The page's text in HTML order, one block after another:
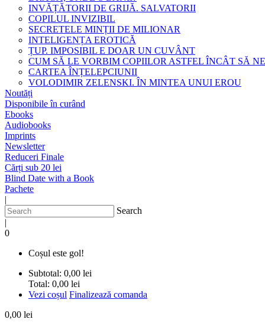
INVĂȚĂTORII DE GRIJĂ. SALVATORII
COPILUL INVIZIBIL
SECRETELE MINȚII DE MILIONAR
INTELIGENȚA EROTICĂ
ȚUP. IMPOSIBIL E DOAR UN CUVÂNT
CUM SĂ LE VORBIM COPIILOR ASTFEL ÎNCÂT SĂ
CARTEA ÎNȚELEPCIUNII
VOLODIMIR ZELENSKI. ÎN MINTEA UNUI EROU
Noutăți
Disponibile în curând
Ebooks
Audiobooks
Imprints
Newsletter
Reduceri Finale
Cărți sub 20 lei
Blind Date with a Book
Pachete
|
Search
|
0
Coșul este gol!
Subtotal: 0,00 lei
Total: 0,00 lei
Vezi coșul Finalizează comanda
0,00 lei